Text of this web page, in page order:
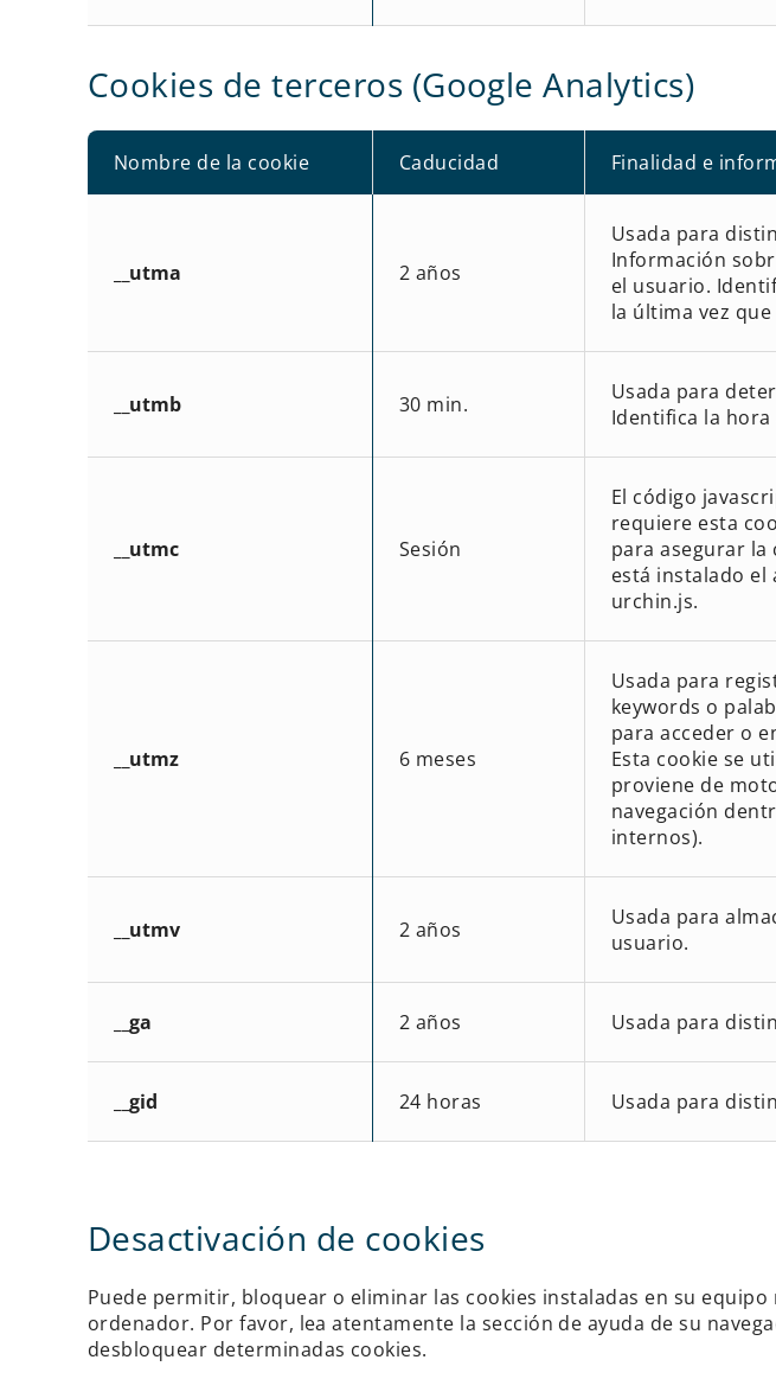
Cookies de terceros (Google Analytics)
Nombre de la cookie Caducidad Finalidad e
__utma 2 años
Usada para
Información
el usuario.
la última vez
__utmb 30 min.
Usada para
Identifica la hora
__utmc Sesión
El código
requiere esta
para asegurar la
está instalado el
urchin.js.
__utmz 6 meses
Usada para
keywords o
para acceder o
Esta cookie se
proviene de
navegación
internos).
__utmv 2 años
Usada para
usuario.
__ga 2 años Usada para
__gid 24 horas Usada para
Desactivación de cookies
Puede permitir, bloquear o eliminar las cookies instaladas en su
ordenador. Por favor, lea atentamente la sección de ayuda de su
desbloquear determinadas cookies.